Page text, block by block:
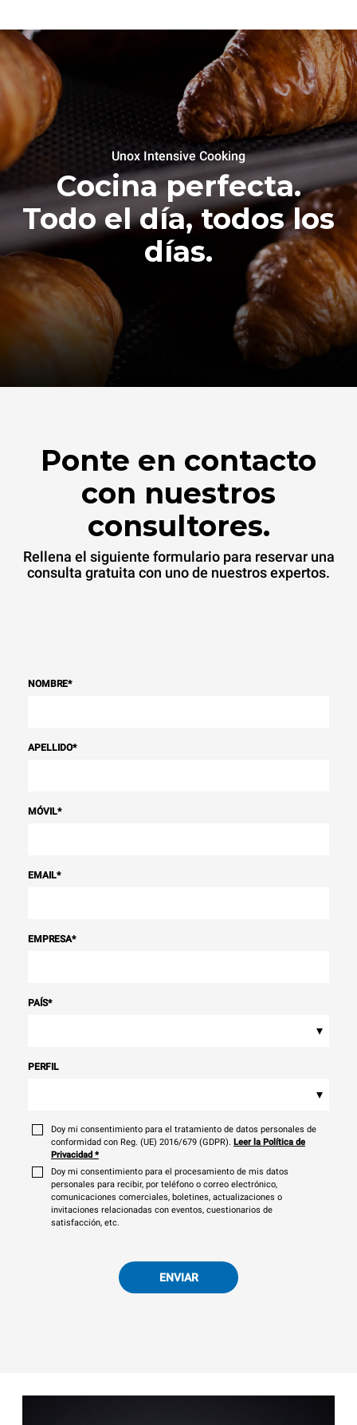
Unox Intensive Cooking
Cocina perfecta.
Todo el día, todos los
días.
Ponte en contacto
con nuestros
consultores.
Rellena el siguiente formulario para reservar una
consulta gratuita con uno de nuestros expertos.
NOMBRE*
APELLIDO*
MÓVIL*
EMAIL*
EMPRESA*
PAÍS*
▾
PERFIL
▾
Doy mi consentimiento para el tratamiento de datos personales de
conformidad con Reg. (UE) 2016/679 (GDPR). Leer la Política de
Privacidad *
Doy mi consentimiento para el procesamiento de mis datos
personales para recibir, por teléfono o correo electrónico,
comunicaciones comerciales, boletines, actualizaciones o
invitaciones relacionadas con eventos, cuestionarios de
satisfacción, etc.
ENVIAR